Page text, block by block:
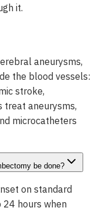
it.
aneurysms,
the blood vessels:
stroke,
treat aneurysms,
microcatheters
be done?
on standard
hours when